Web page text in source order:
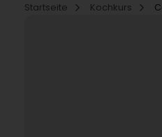
Startseite
Kochkurs